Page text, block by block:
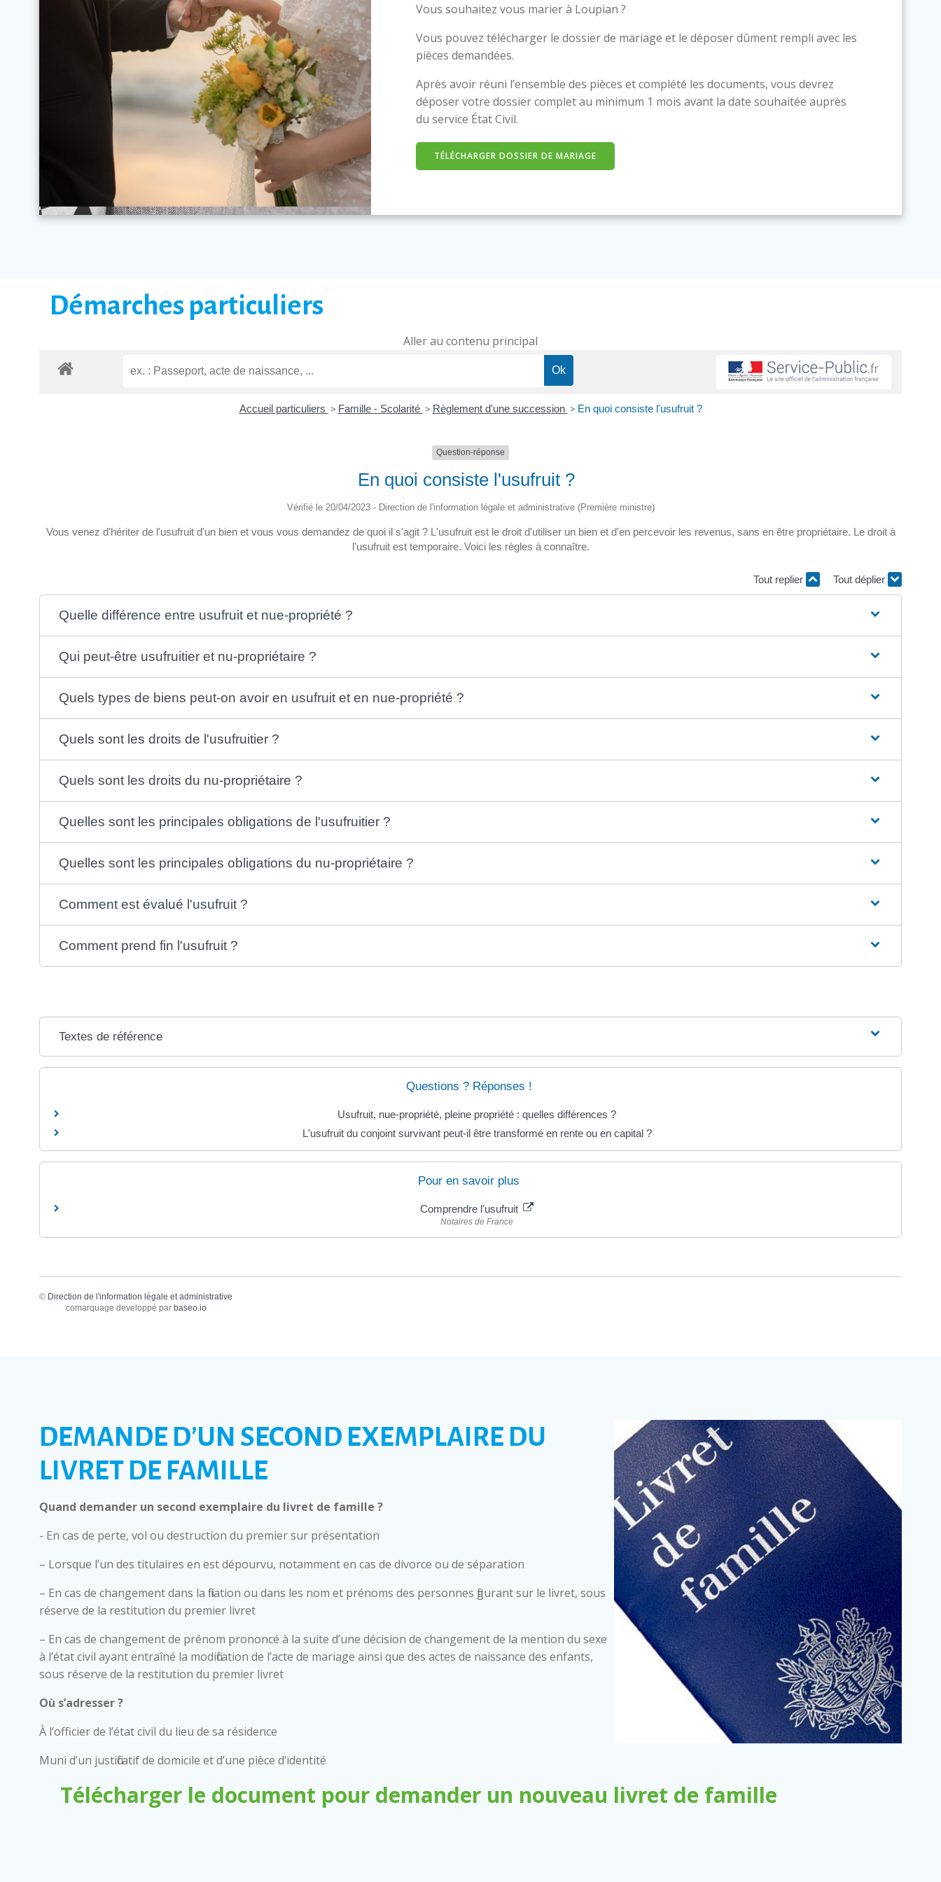
Vous souhaitez vous marier à Loupian ?
Vous pouvez télécharger le dossier de mariage et le déposer dûment rempli avec les
pièces demandées.
Après avoir réuni l’ensemble des pièces et complété les documents, vous devrez
déposer votre dossier complet au minimum 1 mois avant la date souhaitée auprès
du service État Civil.
TÉLÉCHARGER DOSSIER DE MARIAGE
Démarches particuliers
Aller au contenu principal
Accueil particuliers > Famille - Scolarité > Règlement d'une succession > En quoi consiste l'usufruit ?
Question-réponse
En quoi consiste l'usufruit ?
Vérifié le 20/04/2023 - Direction de l'information légale et administrative (Première ministre)
Vous venez d'hériter de l'usufruit d'un bien et vous vous demandez de quoi il s'agit ? L'usufruit est le droit d'utiliser un bien et d'en percevoir les revenus, sans en être propriétaire. Le droit à
l'usufruit est temporaire. Voici les règles à connaître.
Tout replier Tout déplier
Quelle différence entre usufruit et nue-propriété ?
Qui peut-être usufruitier et nu-propriétaire ?
Quels types de biens peut-on avoir en usufruit et en nue-propriété ?
Quels sont les droits de l'usufruitier ?
Quels sont les droits du nu-propriétaire ?
Quelles sont les principales obligations de l'usufruitier ?
Quelles sont les principales obligations du nu-propriétaire ?
Comment est évalué l'usufruit ?
Comment prend fin l'usufruit ?
Textes de référence
Questions ? Réponses !
Usufruit, nue-propriété, pleine propriété : quelles différences ?
L'usufruit du conjoint survivant peut-il être transformé en rente ou en capital ?
Pour en savoir plus
Comprendre l'usufruit
Notaires de France
© Direction de l'information légale et administrative
comarquage developpé par baseo.io
DEMANDE D’UN SECOND EXEMPLAIRE DU
LIVRET DE FAMILLE
Quand demander un second exemplaire du livret de famille ?
- En cas de perte, vol ou destruction du premier sur présentation
– Lorsque l’un des titulaires en est dépourvu, notamment en cas de divorce ou de séparation
– En cas de changement dans la filiation ou dans les nom et prénoms des personnes figurant sur le livret, sous
réserve de la restitution du premier livret
– En cas de changement de prénom prononcé à la suite d’une décision de changement de la mention du sexe
à l’état civil ayant entraîné la modification de l’acte de mariage ainsi que des actes de naissance des enfants,
sous réserve de la restitution du premier livret
Où s’adresser ?
À l’officier de l’état civil du lieu de sa résidence
Muni d’un justificatif de domicile et d’une pièce d’identité
Télécharger le document pour demander un nouveau livret de famille